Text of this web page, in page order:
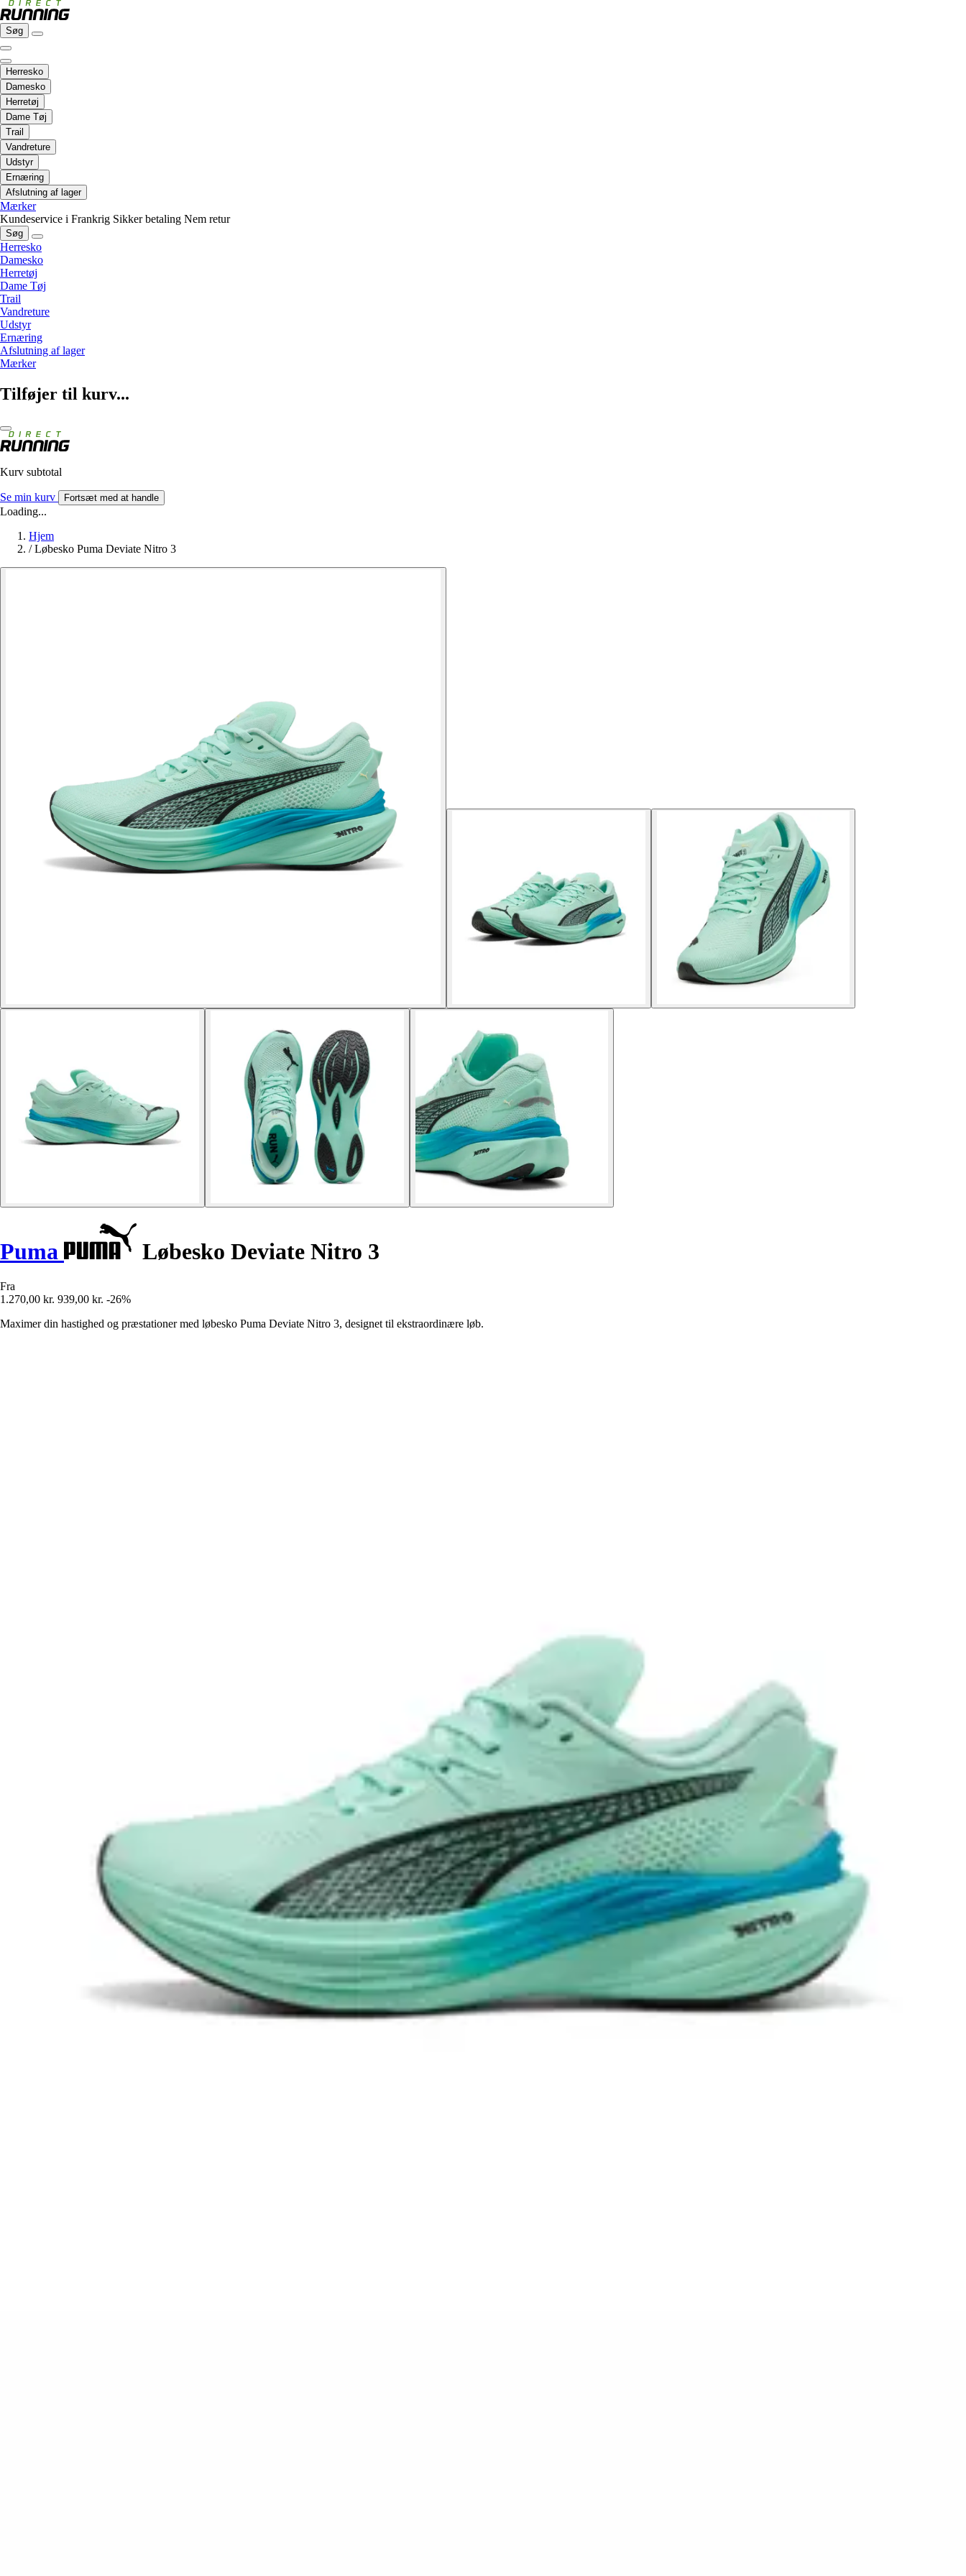
Søg
Herresko
Damesko
Herretøj
Dame Tøj
Trail
Vandreture
Udstyr
Ernæring
Afslutning af lager
Mærker
Kundeservice i Frankrig Sikker betaling Nem retur
Søg
Herresko
Damesko
Herretøj
Dame Tøj
Trail
Vandreture
Udstyr
Ernæring
Afslutning af lager
Mærker
Tilføjer til kurv...
Kurv subtotal
Se min kurv Fortsæt med at handle
Loading...
Hjem
/ Løbesko Puma Deviate Nitro 3
Puma Løbesko Deviate Nitro 3
Fra
1.270,00 kr. 939,00 kr. -26%
Maximer din hastighed og præstationer med løbesko Puma Deviate Nitro 3, designet til ekstraordinære løb.